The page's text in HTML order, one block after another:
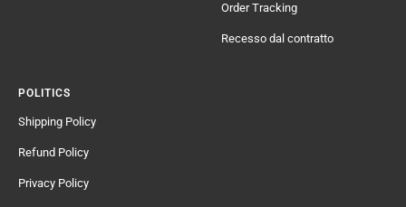
Order Tracking
Recesso dal contratto
POLITICS
Shipping Policy
Refund Policy
Privacy Policy